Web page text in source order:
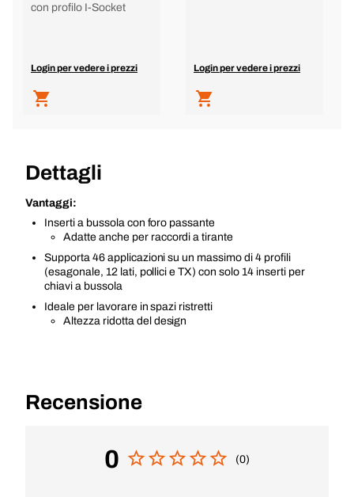
con profilo I-Socket
Login per vedere i prezzi Login per vedere i prezzi
Dettagli
Vantaggi:
Inserti a bussola con foro passante
Adatte anche per raccordi a tirante
Supporta 46 applicazioni su un massimo di 4 profili
(esagonale, 12 lati, pollici e TX) con solo 14 inserti per
chiavi a bussola
Ideale per lavorare in spazi ristretti
Altezza ridotta del design
Recensione
0 (0)